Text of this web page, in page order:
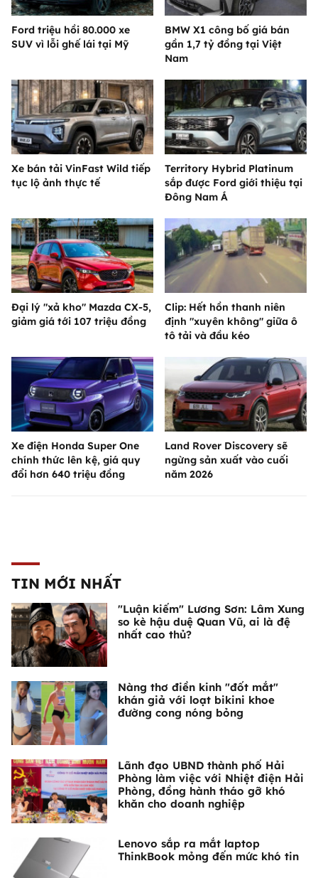
Ford triệu hồi 80.000 xe
SUV vì lỗi ghế lái tại Mỹ
BMW X1 công bố giá bán
gần 1,7 tỷ đồng tại Việt
Nam
Xe bán tải VinFast Wild tiếp
tục lộ ảnh thực tế
Territory Hybrid Platinum
sắp được Ford giới thiệu tại
Đông Nam Á
Đại lý "xả kho" Mazda CX-5,
giảm giá tới 107 triệu đồng
Clip: Hết hồn thanh niên
định "xuyên không" giữa ô
tô tải và đầu kéo
Xe điện Honda Super One
chính thức lên kệ, giá quy
đổi hơn 640 triệu đồng
Land Rover Discovery sẽ
ngừng sản xuất vào cuối
năm 2026
TIN MỚI NHẤT
"Luận kiếm" Lương Sơn: Lâm Xung
so kè hậu duệ Quan Vũ, ai là đệ
nhất cao thủ?
Nàng thơ điền kinh "đốt mắt"
khán giả với loạt bikini khoe
đường cong nóng bỏng
Lãnh đạo UBND thành phố Hải
Phòng làm việc với Nhiệt điện Hải
Phòng, đồng hành tháo gỡ khó
khăn cho doanh nghiệp
Lenovo sắp ra mắt laptop
ThinkBook mỏng đến mức khó tin